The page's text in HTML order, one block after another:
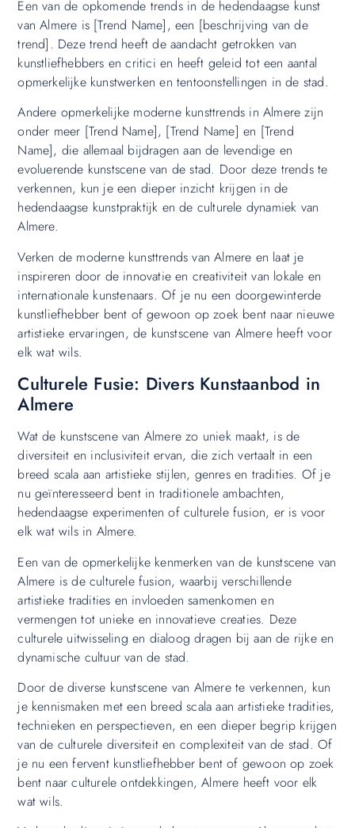
Een van de opkomende trends in de hedendaagse kunst
van Almere is [Trend Name], een [beschrijving van de
trend]. Deze trend heeft de aandacht getrokken van
kunstliefhebbers en critici en heeft geleid tot een aantal
opmerkelijke kunstwerken en tentoonstellingen in de stad.
Andere opmerkelijke moderne kunsttrends in Almere zijn
onder meer [Trend Name], [Trend Name] en [Trend
Name], die allemaal bijdragen aan de levendige en
evoluerende kunstscene van de stad. Door deze trends te
verkennen, kun je een dieper inzicht krijgen in de
hedendaagse kunstpraktijk en de culturele dynamiek van
Almere.
Verken de moderne kunsttrends van Almere en laat je
inspireren door de innovatie en creativiteit van lokale en
internationale kunstenaars. Of je nu een doorgewinterde
kunstliefhebber bent of gewoon op zoek bent naar nieuwe
artistieke ervaringen, de kunstscene van Almere heeft voor
elk wat wils.
Culturele Fusie: Divers Kunstaanbod in
Almere
Wat de kunstscene van Almere zo uniek maakt, is de
diversiteit en inclusiviteit ervan, die zich vertaalt in een
breed scala aan artistieke stijlen, genres en tradities. Of je
nu geïnteresseerd bent in traditionele ambachten,
hedendaagse experimenten of culturele fusion, er is voor
elk wat wils in Almere.
Een van de opmerkelijke kenmerken van de kunstscene van
Almere is de culturele fusion, waarbij verschillende
artistieke tradities en invloeden samenkomen en
vermengen tot unieke en innovatieve creaties. Deze
culturele uitwisseling en dialoog dragen bij aan de rijke en
dynamische cultuur van de stad.
Door de diverse kunstscene van Almere te verkennen, kun
je kennismaken met een breed scala aan artistieke tradities,
technieken en perspectieven, en een dieper begrip krijgen
van de culturele diversiteit en complexiteit van de stad. Of
je nu een fervent kunstliefhebber bent of gewoon op zoek
bent naar culturele ontdekkingen, Almere heeft voor elk
wat wils.